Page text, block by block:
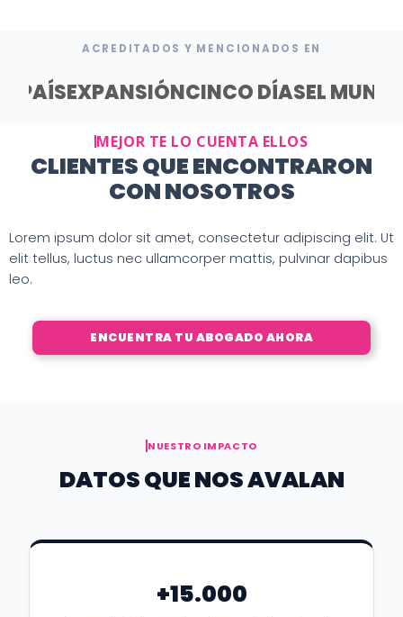
ACREDITADOS Y MENCIONADOS EN
PAÍSEXPANSIÓNCINCO DÍASEL
MEJOR TE LO CUENTA ELLOS
CLIENTES QUE ENCONTRARON
CON NOSOTROS
Lorem ipsum dolor sit amet, consectetur adipiscing elit. Ut
elit tellus, luctus nec ullamcorper mattis, pulvinar dapibus
leo.
ENCUENTRA TU ABOGADO AHORA
NUESTRO IMPACTO
DATOS QUE NOS AVALAN
+15.000